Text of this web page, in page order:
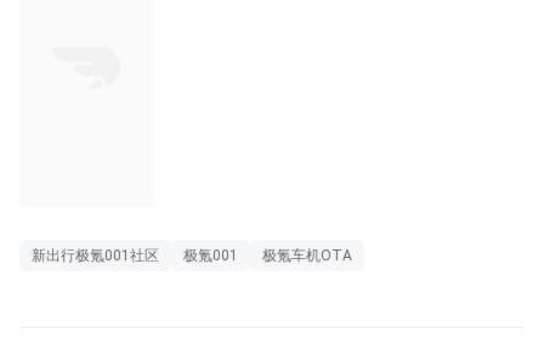
新出行极氪001社区 极氪001 极氪车机OTA